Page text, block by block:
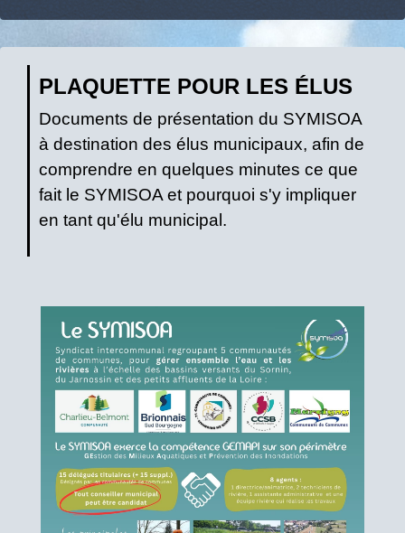
PLAQUETTE POUR LES ÉLUS
Documents de présentation du SYMISOA
à destination des élus municipaux, afin de
comprendre en quelques minutes ce que
fait le SYMISOA et pourquoi s'y impliquer
en tant qu'élu municipal.